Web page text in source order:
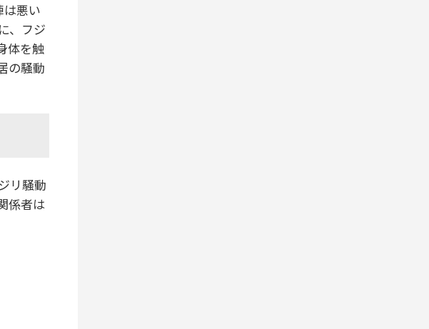
悪い
、フジ
体を触
の騒動
リ騒動
係者は